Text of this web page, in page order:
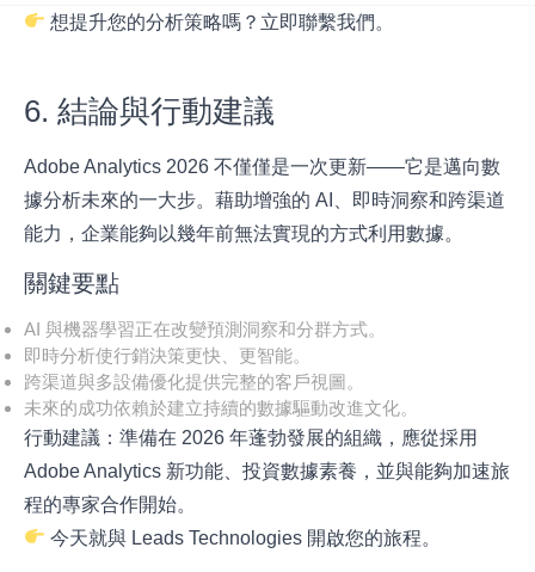
想提升您的分析策略嗎？ 立即聯繫我們 。
6. 結論與行動建議
Adobe Analytics 2026 不僅僅是一次更新——它是邁向數
據分析未來的一大步。藉助增強的 AI、即時洞察和跨渠道
能力，企業能夠以幾年前無法實現的方式利用數據。
關鍵要點
AI 與機器學習正在改變預測洞察和分群方式。
即時分析使行銷決策更快、更智能。
跨渠道與多設備優化提供完整的客戶視圖。
未來的成功依賴於建立持續的數據驅動改進文化。
行動建議：準備在 2026 年蓬勃發展的組織，應從採用
Adobe Analytics 新功能、投資數據素養，並與能夠加速旅
程的專家合作開始。
今天就與 Leads Technologies 開啟您的旅程。